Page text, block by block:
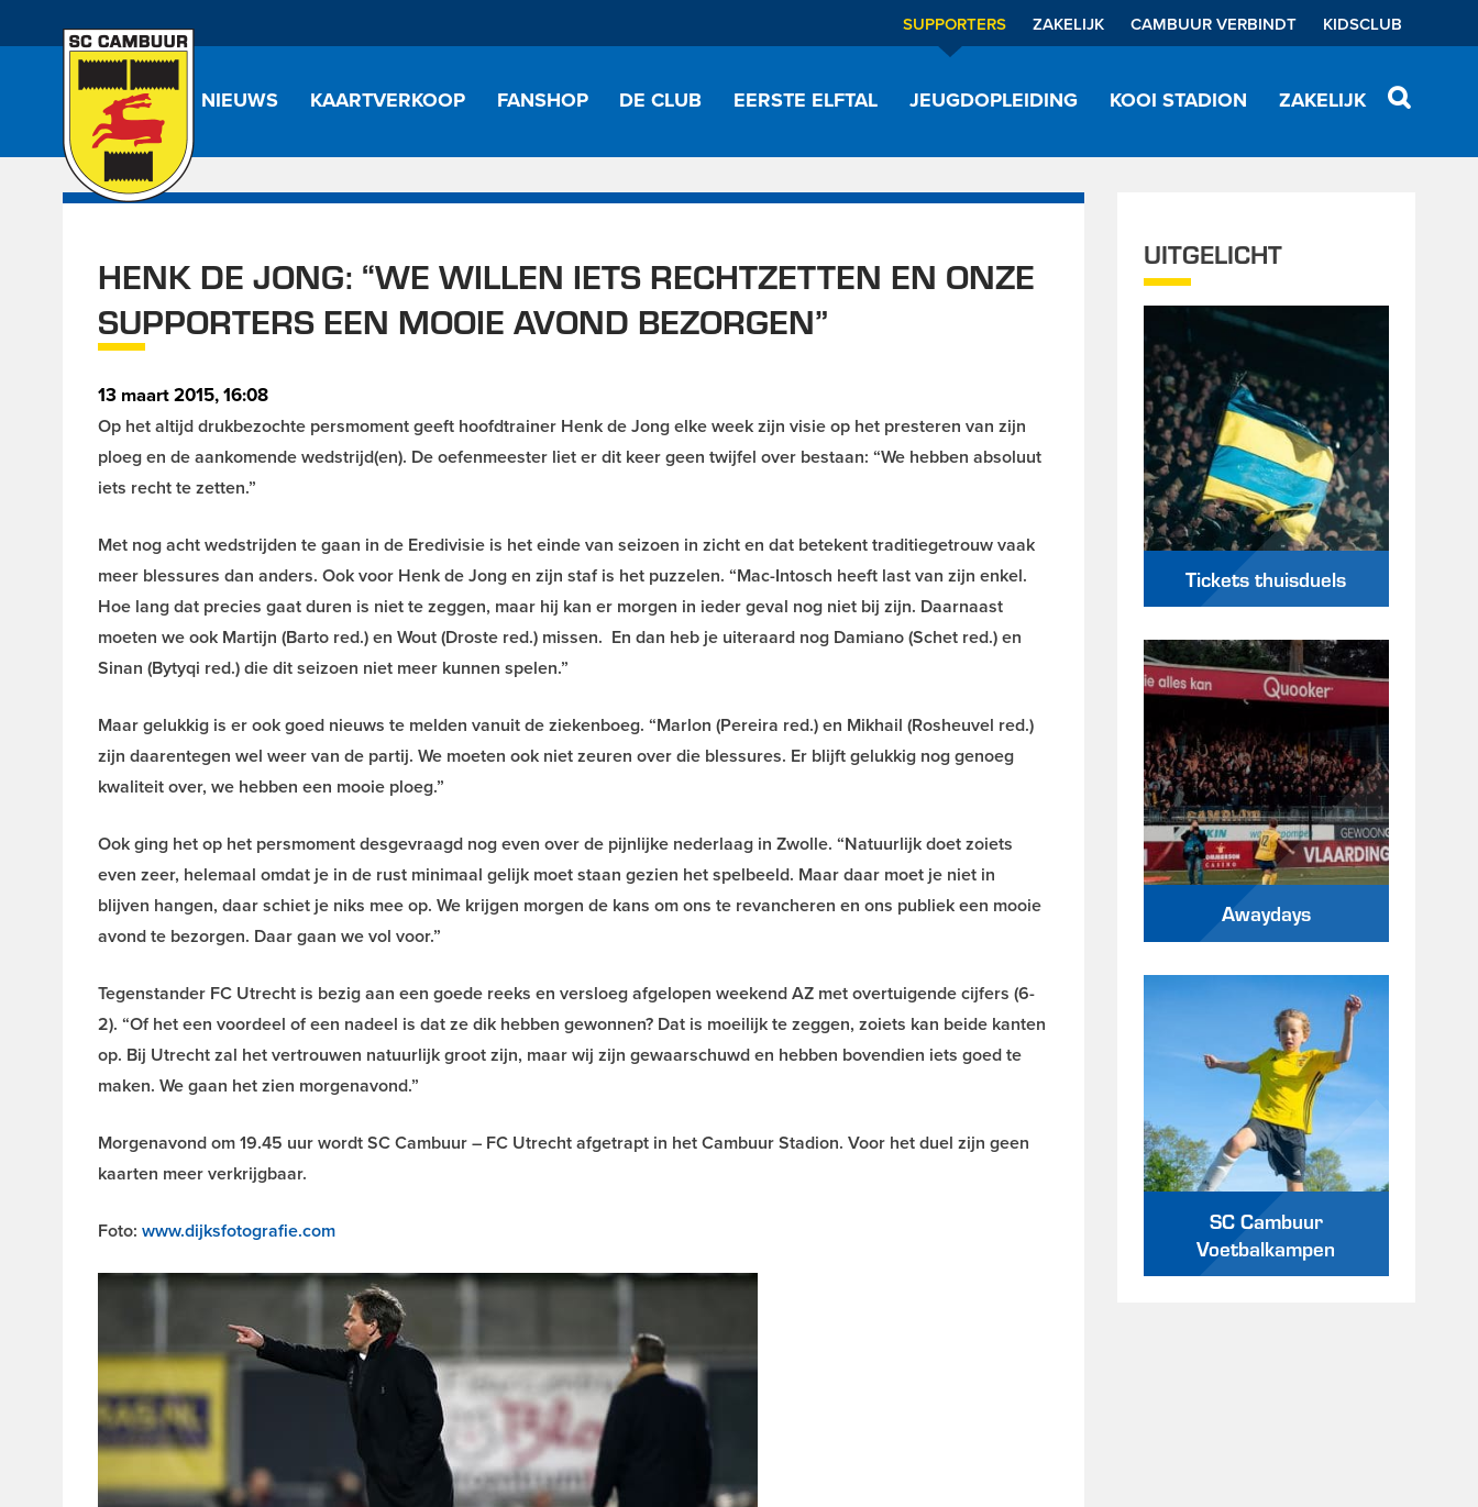
SUPPORTERS ZAKELIJK CAMBUUR VERBINDT KIDSCLUB
NIEUWS KAARTVERKOOP FANSHOP DE CLUB EERSTE ELFTAL JEUGDOPLEIDING KOOI STADION ZAKELIJK
HENK DE JONG: “WE WILLEN IETS RECHTZETTEN EN ONZE
SUPPORTERS EEN MOOIE AVOND BEZORGEN”
13 maart 2015, 16:08
Op het altijd drukbezochte persmoment geeft hoofdtrainer Henk de Jong elke week zijn visie op het presteren van zijn
ploeg en de aankomende wedstrijd(en). De oefenmeester liet er dit keer geen twijfel over bestaan: “We hebben absoluut
iets recht te zetten.”
Met nog acht wedstrijden te gaan in de Eredivisie is het einde van seizoen in zicht en dat betekent traditiegetrouw vaak
meer blessures dan anders. Ook voor Henk de Jong en zijn staf is het puzzelen. “Mac-Intosch heeft last van zijn enkel.
Hoe lang dat precies gaat duren is niet te zeggen, maar hij kan er morgen in ieder geval nog niet bij zijn. Daarnaast
moeten we ook Martijn (Barto red.) en Wout (Droste red.) missen. En dan heb je uiteraard nog Damiano (Schet red.) en
Sinan (Bytyqi red.) die dit seizoen niet meer kunnen spelen.”
Maar gelukkig is er ook goed nieuws te melden vanuit de ziekenboeg. “Marlon (Pereira red.) en Mikhail (Rosheuvel red.)
zijn daarentegen wel weer van de partij. We moeten ook niet zeuren over die blessures. Er blijft gelukkig nog genoeg
kwaliteit over, we hebben een mooie ploeg.”
Ook ging het op het persmoment desgevraagd nog even over de pijnlijke nederlaag in Zwolle. “Natuurlijk doet zoiets
even zeer, helemaal omdat je in de rust minimaal gelijk moet staan gezien het spelbeeld. Maar daar moet je niet in
blijven hangen, daar schiet je niks mee op. We krijgen morgen de kans om ons te revancheren en ons publiek een mooie
avond te bezorgen. Daar gaan we vol voor.”
Tegenstander FC Utrecht is bezig aan een goede reeks en versloeg afgelopen weekend AZ met overtuigende cijfers (6-
2). “Of het een voordeel of een nadeel is dat ze dik hebben gewonnen? Dat is moeilijk te zeggen, zoiets kan beide kanten
op. Bij Utrecht zal het vertrouwen natuurlijk groot zijn, maar wij zijn gewaarschuwd en hebben bovendien iets goed te
maken. We gaan het zien morgenavond.”
Morgenavond om 19.45 uur wordt SC Cambuur – FC Utrecht afgetrapt in het Cambuur Stadion. Voor het duel zijn geen
kaarten meer verkrijgbaar.
Foto: www.dijksfotografie.com
UITGELICHT
Tickets thuisduels
Awaydays
SC Cambuur
Voetbalkampen